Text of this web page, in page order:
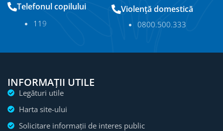
Telefonul copilului
11 9
Violență domestică
0800.500.333
INFORMAȚII UTILE
Legături utile
Harta site-ului
Solicitare informații de interes public